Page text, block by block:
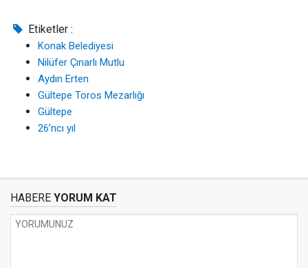
Etiketler :
Konak Belediyesi
Nilüfer Çınarlı Mutlu
Aydın Erten
Gültepe Toros Mezarlığı
Gültepe
26’ncı yıl
HABERE YORUM KAT